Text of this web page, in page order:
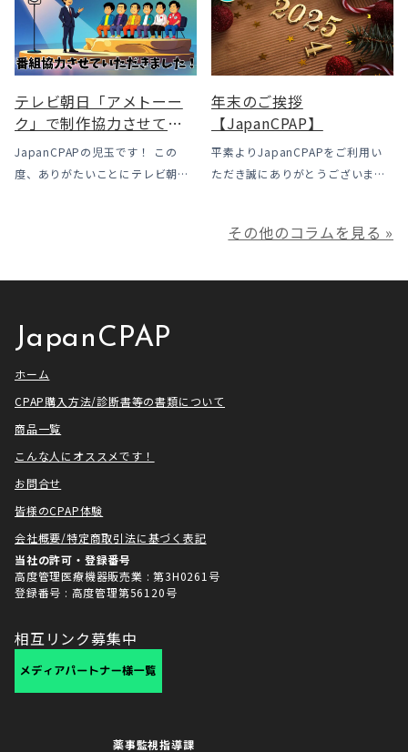
ための条件はこれまでより厳しく
なっています。この記事では、何
がどう変わったのかを患者様の立
場で […]
ます。 我々の拠点の北陸はCPAP
使用時に「乾燥・寒さ・結露」が
起こりやすい地域です、その […]
テレビ朝日「アメトーー
ク」で制作協力させてい
ただきました
JapanCPAPの児玉です！ この
度、ありがたいことにテレビ朝日
ク様は長い歴史があり、私も大
年末のご挨拶
【JapanCPAP】
平素よりJapanCPAPをご利用い
ただき誠にありがとうございま
利用いただき本当にありがとうご
満足いただけるサービスを提供さ
その他のコラムを見る »
JapanCPAP
ホーム
CPAP購入方法/診断書等の書類について
商品一覧
こんな人にオススメです！
お問合せ
皆様のCPAP体験
会社概要/特定商取引法に基づく表記
当社の許可・登録番号
高度管理医療機器販売業 : 第3H0261号
登録番号 : 高度管理第56120号
相互リンク募集中
薬事監視指導課